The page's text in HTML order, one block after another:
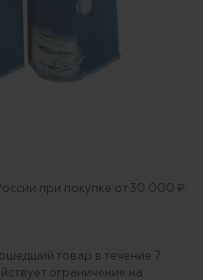
при покупке от 30 000 ₽.
товар в течение 7
ограничение на